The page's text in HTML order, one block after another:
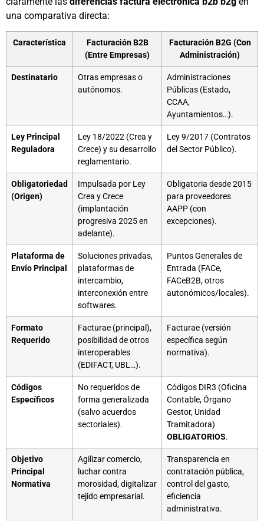
una comparativa directa:
Característica
Facturación B2B
(Entre Empresas)
Facturación B2G (Con
Administración)
Destinatario
Otras empresas o
autónomos.
Administraciones
Públicas (Estado,
CCAA,
Ayuntamientos…).
Ley Principal
Reguladora
Ley 18/2022 (Crea y
Crece) y su desarrollo
reglamentario.
Ley 9/2017 (Contratos
del Sector Público).
Obligatoriedad
(Origen)
Impulsada por Ley
Crea y Crece
(implantación
progresiva 2025 en
adelante).
Obligatoria desde 2015
para proveedores
AAPP (con
excepciones).
Plataforma de
Envío Principal
Soluciones privadas,
plataformas de
intercambio,
interconexión entre
softwares.
Puntos Generales de
Entrada (FACe,
FACeB2B, otros
autonómicos/locales).
Formato
Requerido
Facturae (principal),
posibilidad de otros
interoperables
(EDIFACT, UBL…).
Facturae (versión
específica según
normativa).
Códigos
Específicos
No requeridos de
forma generalizada
(salvo acuerdos
sectoriales).
Códigos DIR3 (Oficina
Contable, Órgano
Gestor, Unidad
Tramitadora)
OBLIGATORIOS.
Objetivo
Principal
Normativa
Agilizar comercio,
luchar contra
morosidad, digitalizar
tejido empresarial.
Transparencia en
contratación pública,
control del gasto,
eficiencia
administrativa.